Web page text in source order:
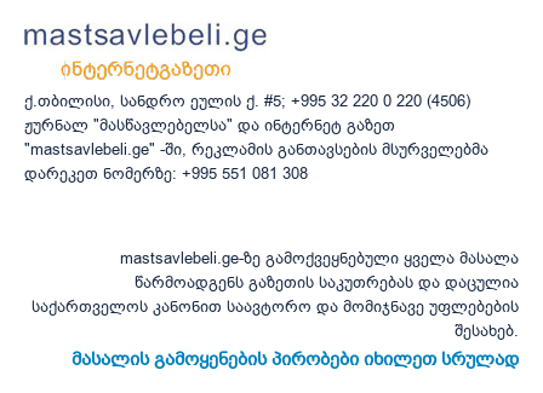
ქ.თბილისი, სანდრო ეულის ქ. #5; +995 32 220 0 220 (4506)
ჟურნალ "მასწავლებელსა" და ინტერნეტ გაზეთ
"mastsavlebeli.ge" -ში, რეკლამის განთავსების მსურველებმა
დარეკეთ ნომერზე: +995 551 081 308
mastsavlebeli.ge-ზე გამოქვეყნებული ყველა მასალა
წარმოადგენს გაზეთის საკუთრებას და დაცულია
საქართველოს კანონით საავტორო და მომიჯნავე უფლებების
შესახებ.
მასალის გამოყენების პირობები იხილეთ სრულად